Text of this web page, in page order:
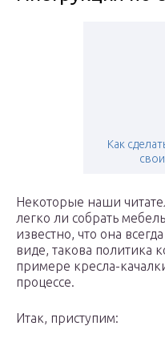
Как
Некоторые наши
легко ли собрать
известно, что она
виде, такова политика
примере кресла-
процессе.
Итак, приступим: